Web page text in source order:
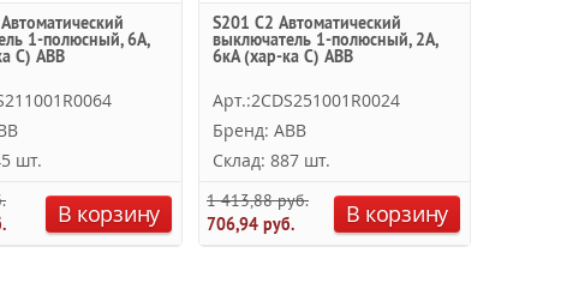
1-полюсный, 6А,
C) ABB
шт.
В корзину
S201 C2 Автоматический
выключатель 1-полюсный, 2А,
6кА (хар-ка C) ABB
Арт.:2CDS251001R0024
Бренд: ABB
Склад: 887 шт.
1 413,88 руб.
706,94 руб.
В корзину